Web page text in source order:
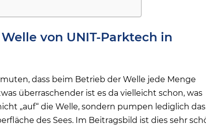
von UNIT-Parktech in
dass beim Betrieb der Welle jede Menge
überraschender ist es da vielleicht schon, was
„auf“ die Welle, sondern pumpen lediglich das
des Sees. Im Beitragsbild ist dies sehr